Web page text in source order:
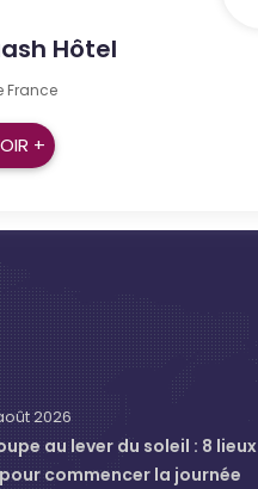
Hôtel
France
+
2026
au lever du soleil : 8 lieux
commencer la journée